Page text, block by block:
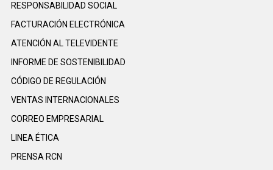
RESPONSABILIDAD SOCIAL
FACTURACIÓN ELECTRÓNICA
ATENCIÓN AL TELEVIDENTE
INFORME DE SOSTENIBILIDAD
CÓDIGO DE REGULACIÓN
VENTAS INTERNACIONALES
CORREO EMPRESARIAL
LINEA ÉTICA
PRENSA RCN